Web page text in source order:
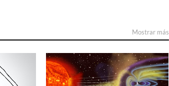
Mostrar más